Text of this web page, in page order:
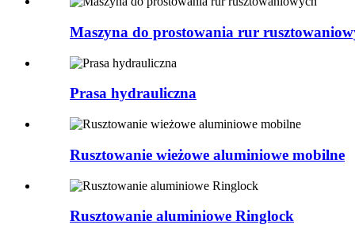
Maszyna do prostowania rur
Prasa hydrauliczna
Rusztowanie wieżowe aluminiowe mobilne
Rusztowanie aluminiowe Ringlock